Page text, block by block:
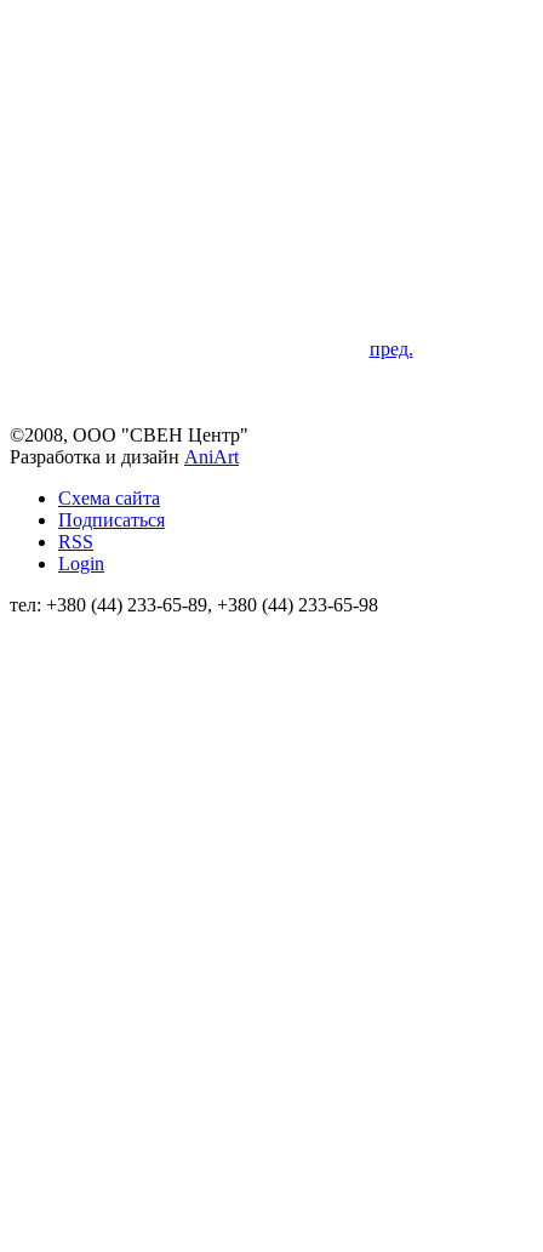
пред.
©2008, ООО "СВЕН Центр"
Разработка и дизайн AniArt
Схема сайта
Подписаться
RSS
Login
тел: +380 (44) 233-65-89, +380 (44) 233-65-98